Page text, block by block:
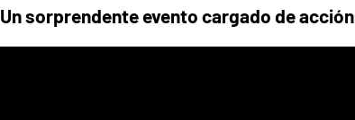
Un sorprendente evento cargado de acción